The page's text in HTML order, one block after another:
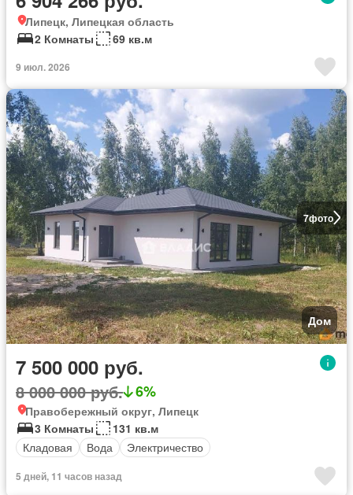
Липецк, Липецкая область
2 Комнаты
69 кв.м
9 июл. 2026
7фото
Дом
7 500 000 руб.
8 000 000 руб. 6%
Правобережный округ, Липецк
3 Комнаты
131 кв.м
Кладовая
Вода Электричество
5 дней, 11 часов назад